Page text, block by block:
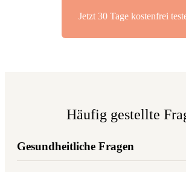
Jetzt 30 Tage kostenfrei
Häufig gestellte
Gesundheitliche Fragen